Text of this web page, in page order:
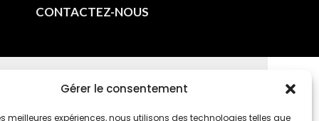
Gérer le consentement
meilleures expériences, nous utilisons des technologies telles que
CONTACTEZ-NOUS
MAIL